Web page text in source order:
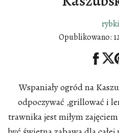
Opublikowano:
Wspaniały ogród na
odpoczywać ,grillować i
trawnika jest miłym